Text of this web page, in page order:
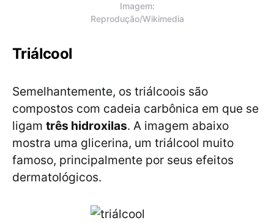
Imagem:
Reprodução/Wikimedia
Triálcool
Semelhantemente, os triálcoois são
compostos com cadeia carbônica em que se
ligam três hidroxilas. A imagem abaixo
mostra uma glicerina, um triálcool muito
famoso, principalmente por seus efeitos
dermatológicos.